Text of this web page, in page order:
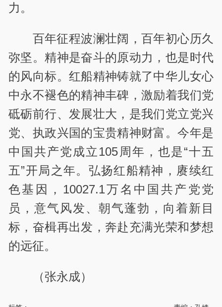
力。
百年征程波澜壮阔，百年初心历久
弥坚。精神是奋斗的原动力，也是时代
的风向标。红船精神铸就了中华儿女心
中永不褪色的精神丰碑，激励着我们党
砥砺前行、发展壮大，是我们党立党兴
党、执政兴国的宝贵精神财富。今年是
中国共产党成立105周年，也是“十五
五”开局之年。弘扬红船精神，赓续红
色基因，10027.1万名 中国共产党党
员，意气风发、朝气蓬勃，向着新目
标，奋楫再出发，奔赴充满光荣和梦想
的远征。
（张永成）